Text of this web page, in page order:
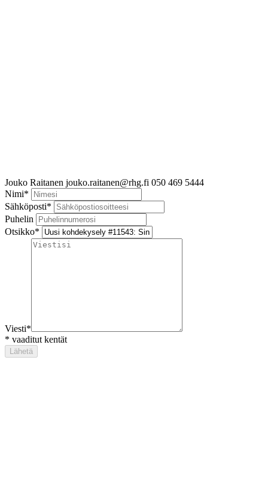
Jouko Raitanen jouko.raitanen@rhg.fi 050 469 5444
Nimi*
Sähköposti*
Puhelin
Otsikko*
Viesti*
* vaaditut kentät